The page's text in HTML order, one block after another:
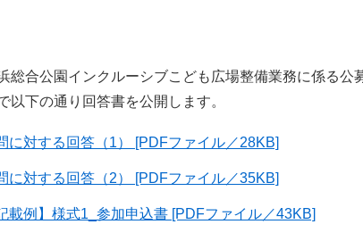
総合公園インクルーシブこども広場整備業務に係る公
以下の通り回答書を公開します。
に対する回答（1） [PDFファイル／28KB]
に対する回答（2） [PDFファイル／35KB]
載例】様式1_参加申込書 [PDFファイル／43KB]